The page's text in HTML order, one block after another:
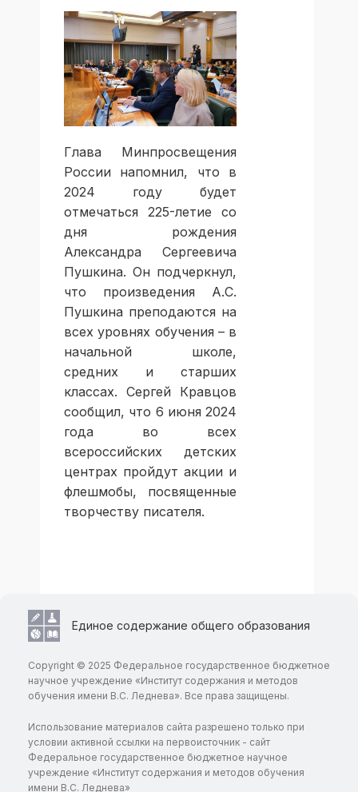
Глава Минпросвещения
России напомнил, что в
2024 году будет
отмечаться 225-летие со
дня рождения
Александра Сергеевича
Пушкина. Он подчеркнул,
что произведения А.С.
Пушкина преподаются на
всех уровнях обучения – в
начальной школе,
средних и старших
классах. Сергей Кравцов
сообщил, что 6 июня 2024
года во всех
всероссийских детских
центрах пройдут акции и
флешмобы, посвященные
творчеству писателя.
Единое содержание общего образования
Copyright © 2025 Федеральное государственное бюджетное
научное учреждение «Институт содержания и методов
обучения имени В.С. Леднева». Все права защищены.
Использование материалов сайта разрешено только при
условии активной ссылки на первоисточник - сайт
Федеральное государственное бюджетное научное
учреждение «Институт содержания и методов обучения
имени В.С. Леднева»